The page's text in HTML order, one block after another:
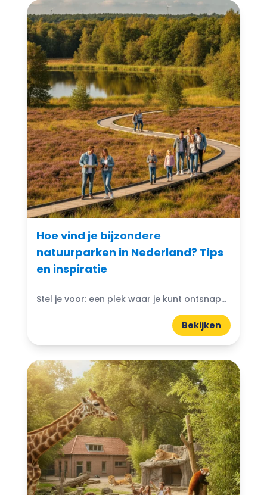
Hoe vind je bijzondere
natuurparken in Nederland? Tips
en inspiratie
Stel je voor: een plek waar je kunt ontsnappen aan de drukte van het dagelijks leven en je onderdompelen in de schoonheid van de natuur. Bijzondere natuurparken in Nederland bieden...
Bekijken